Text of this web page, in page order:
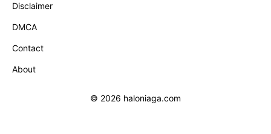
Disclaimer
DMCA
Contact
About
© 2026 haloniaga.com